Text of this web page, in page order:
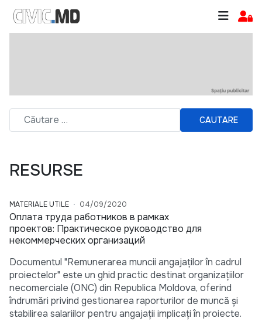
CAUTARE
RESURSE
MATERIALE UTILE 04/09/2020
Оплата труда работников в рамках
проектов: Практическое руководство для
некоммерческих организаций
Documentul "Remunerarea muncii angajaților în cadrul
proiectelor" este un ghid practic destinat organizațiilor
necomerciale (ONC) din Republica Moldova, oferind
îndrumări privind gestionarea raporturilor de muncă și
stabilirea salariilor pentru angajații implicați în proiecte.